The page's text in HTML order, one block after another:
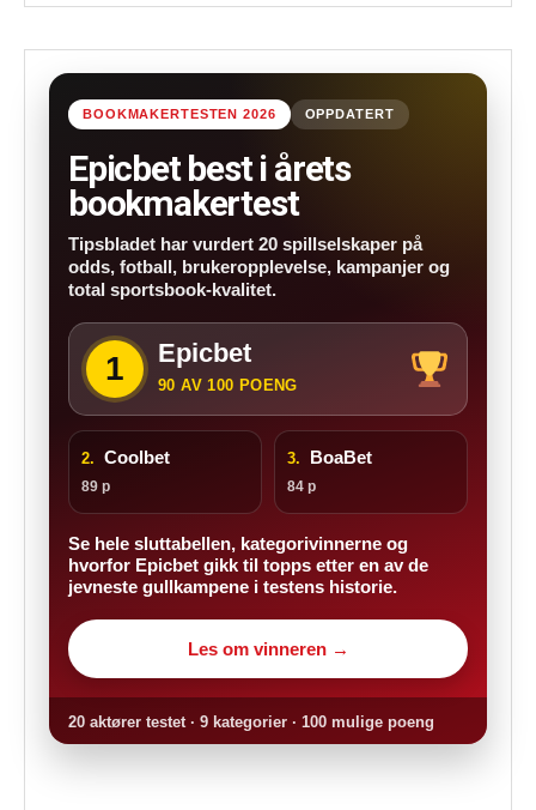
BOOKMAKERTESTEN 2026 OPPDATERT
Epicbet best i årets
bookmakertest
Tipsbladet har vurdert 20 spillselskaper på
odds, fotball, brukeropplevelse, kampanjer og
total sportsbook-kvalitet.
1 Epicbet
90 AV 100 POENG
2. Coolbet
89 p
3. BoaBet
84 p
Se hele sluttabellen, kategorivinnerne og
hvorfor Epicbet gikk til topps etter en av de
jevneste gullkampene i testens historie.
Les om vinneren →
20 aktører testet · 9 kategorier · 100 mulige poeng